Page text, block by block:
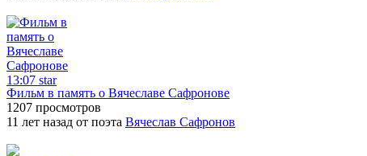
13:07 star
Фильм в память о Вячеславе Сафронове
1207 просмотров
11 лет назад от поэта Вячеслав Сафронов